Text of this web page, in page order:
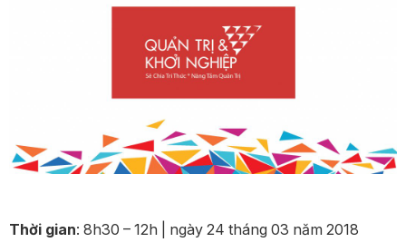
Thời gian: 8h30 – 12h | ngày 24 tháng 03 năm 2018